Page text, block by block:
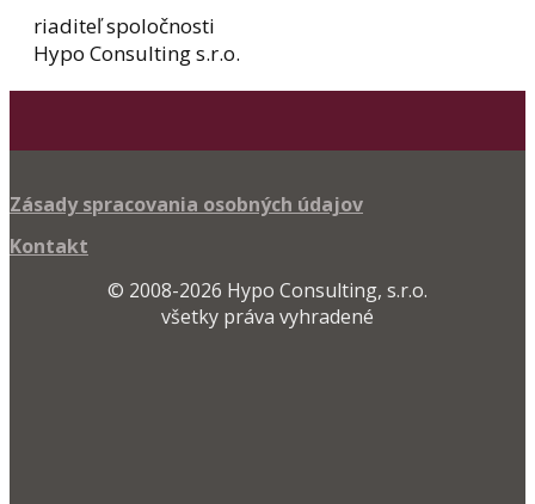
riaditeľ spoločnosti
Hypo Consulting s.r.o.
Zásady spracovania osobných údajov
Kontakt
© 2008-2026 Hypo Consulting, s.r.o.
všetky práva vyhradené